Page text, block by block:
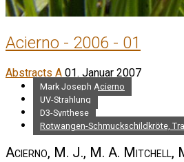
Acierno - 2006 - 01
Abstracts A 01. Januar 2007
Mark Joseph Acierno
UV-Strahlung
D3-Synthese
Rotwangen-Schmuckschildkröte,
Acierno, M. J., M. A. Mitchell,